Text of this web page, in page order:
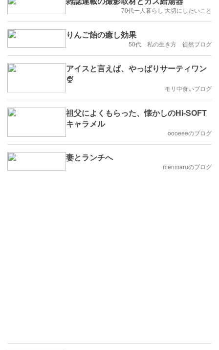
70代一人暮らし 大切にしたいこと
りんご飴の癒し効果
50代 私の生き方 徒然ブログ
アイスと言えば、やっぱりサーティワン
🍨
モリ中食いブログ
祖父によくもらった、懐かしのHi-SOFT
キャラメル
oooeeeのブログ
妻とランチへ
menmaruのブログ